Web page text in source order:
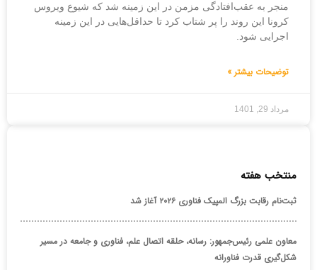
منجر به عقب‌افتادگی مزمن در این زمینه شد که شیوع ویروس
کرونا این روند را پر شتاب کرد تا حداقل‌هایی در این زمینه
اجرایی شود.
توضیحات بیشتر »
مرداد 29, 1401
منتخب هفته
ثبت‌نام رقابت بزرگ المپیک فناوری ۲۰۲۶ آغاز شد
معاون علمی رئیس‌جمهور: رسانه، حلقه اتصال علم، فناوری و جامعه در مسیر
شکل‌گیری قدرت فناورانه